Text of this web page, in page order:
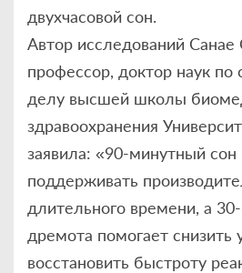
двухчасовой сон.
Автор исследований Санае
профессор, доктор наук по
делу высшей школы
здравоохранения
заявила: «90-минутный сон
поддерживать
длительного времени, а
дремота помогает снизить
восстановить быстроту